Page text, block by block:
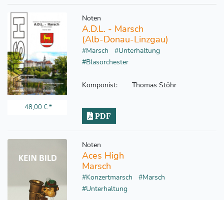
48,00 €*
Noten
A.D.L. - Marsch
(Alb-Donau-Linzgau)
#Marsch
#Unterhaltung
#Blasorchester
Komponist: Thomas Stöhr
PDF
Noten
Aces High
Marsch
#Konzertmarsch
#Marsch
#Unterhaltung